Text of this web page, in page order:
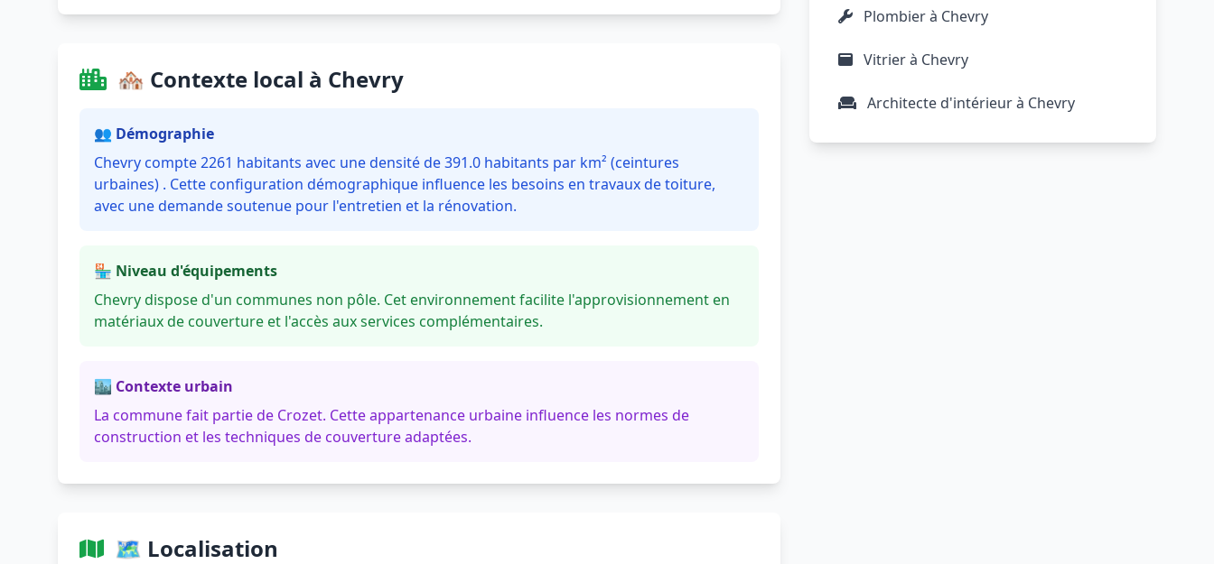
🏘️ Contexte local à Chevry
👥 Démographie
Chevry compte 2261 habitants avec une densité de 391.0 habitants par km² (ceintures
urbaines) . Cette configuration démographique influence les besoins en travaux de toiture,
avec une demande soutenue pour l'entretien et la rénovation.
🏪 Niveau d'équipements
Chevry dispose d'un communes non pôle. Cet environnement facilite l'approvisionnement en
matériaux de couverture et l'accès aux services complémentaires.
🏙️ Contexte urbain
La commune fait partie de Crozet. Cette appartenance urbaine influence les normes de
construction et les techniques de couverture adaptées.
🗺️ Localisation
Plombier à Chevry
Vitrier à Chevry
Architecte d'intérieur à Chevry